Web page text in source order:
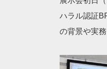
ハラル認証
の背景や実